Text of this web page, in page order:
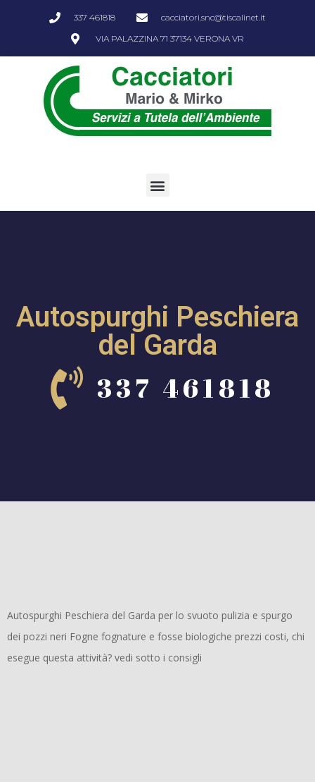
337 461818
cacciatori.snc@tiscalinet.it
VIA PALAZZINA 71 37134 VERONA VR
Autospurghi Peschiera
del Garda
337 461818
Autospurghi Peschiera del Garda per lo svuoto pulizia e spurgo
dei pozzi neri Fogne fognature e fosse biologiche prezzi costi, chi
esegue questa attività? vedi sotto i consigli